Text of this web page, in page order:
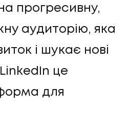
прогресивну,
аудиторію, яка
і шукає нові
це
для